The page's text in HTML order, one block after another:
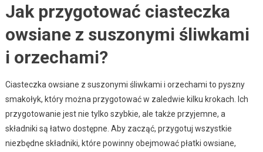
Jak przygotować ciasteczka
owsiane z suszonymi śliwkami
i orzechami?
Ciasteczka owsiane z suszonymi śliwkami i orzechami to pyszny
smakołyk, który można przygotować w zaledwie kilku krokach. Ich
przygotowanie jest nie tylko szybkie, ale także przyjemne, a
składniki są łatwo dostępne. Aby zacząć, przygotuj wszystkie
niezbędne składniki, które powinny obejmować płatki owsiane,